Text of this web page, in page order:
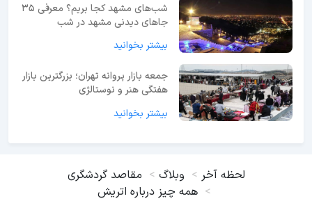
شب‌های مشهد کجا بریم؟ معرفی 35
جاهای دیدنی مشهد در شب
بیشتر بخوانید
جمعه بازار پروانه تهران؛ بزرگترین بازار
هفتگی هنر و نوستالژی
بیشتر بخوانید
لحظه آخر وبلاگ
مقاصد گردشگری
همه چیز درباره اتریش